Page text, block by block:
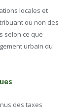
locales et
ou non des
selon ce que
urbain du
des taxes